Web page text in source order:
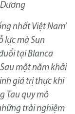
nhất Việt Nam’
lực mà Sun
tại Blanca
một năm khởi
giá trị thực khi
Tau quy mô
trải nghiệm